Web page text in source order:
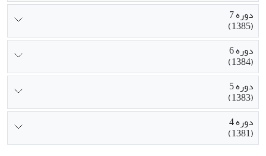
دوره 7
(1385)
دوره 6
(1384)
دوره 5
(1383)
دوره 4
(1381)